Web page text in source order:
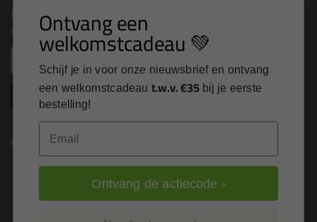
Nieuws, tips en exclusieve deals rechtstreeks in je
inbox
Inschrijven
Kitcentrum is trots op:
Ontvang een
welkomstcadeau 💚
Schijf je in voor onze nieuwsbrief en ontvang
een welkomstcadeau t.w.v. €35 bij je eerste
bestelling!
Email
Ontvang de actiecode ›